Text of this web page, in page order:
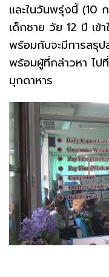
และในวันพรุ่งนี้ (10
เด็กชาย วัย 12 ปี เข้
พร้อมกับจะมีการสรุ
พร้อมผู้ที่กล่าวหา ไป
มุกดาหาร